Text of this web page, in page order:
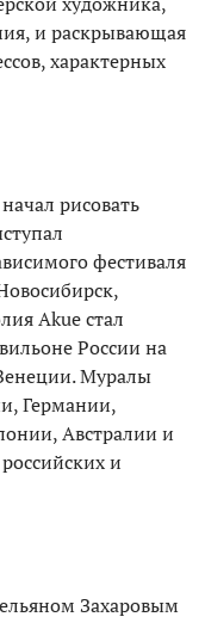
и раскрывающая
характерных
рисовать
фестиваля
Akue стал
России на
Муралы
Германии,
Австралии и
и
Захаровым